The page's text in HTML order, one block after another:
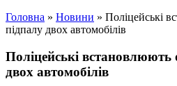
Головна » Новини » Поліцейські
підпалу двох автомобілів
Поліцейські встановлюють
двох автомобілів